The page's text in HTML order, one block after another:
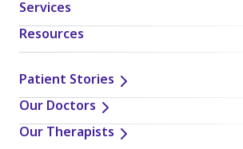
Services
Resources
Patient Stories
Our Doctors
Our Therapists